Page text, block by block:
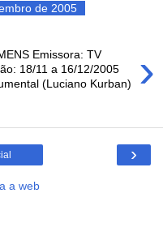
de 2005
›
Emissora: TV
18/11 a 16/12/2005
(Luciano Kurban)
›
a web